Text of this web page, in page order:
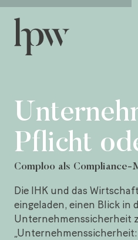
Pflicht
Comploo als Compliance-
Die IHK und das
eingeladen, einen Blick in
Unternehmenssicherheit